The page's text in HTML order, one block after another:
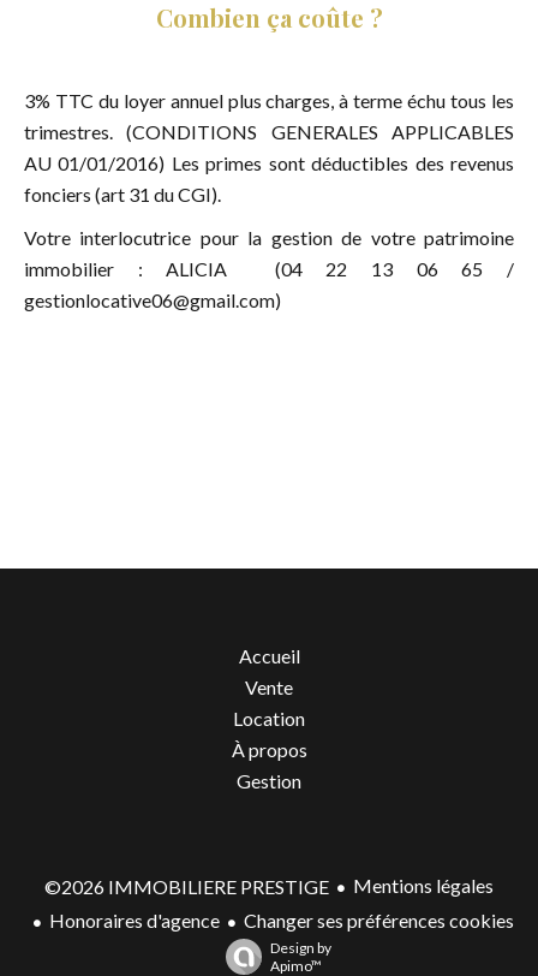
Combien ça coûte ?
3% TTC du loyer annuel plus charges, à terme échu tous les
trimestres. (CONDITIONS GENERALES APPLICABLES
AU 01/01/2016) Les primes sont déductibles des revenus
fonciers (art 31 du CGI).
Votre interlocutrice pour la gestion de votre patrimoine
immobilier : ALICIA (04 22 13 06 65 /
gestionlocative06@gmail.com)
Accueil
Vente
Location
À propos
Gestion
©2026 IMMOBILIERE PRESTIGE
Mentions légales
Honoraires d'agence
Changer ses préférences cookies
Design by
Apimo™